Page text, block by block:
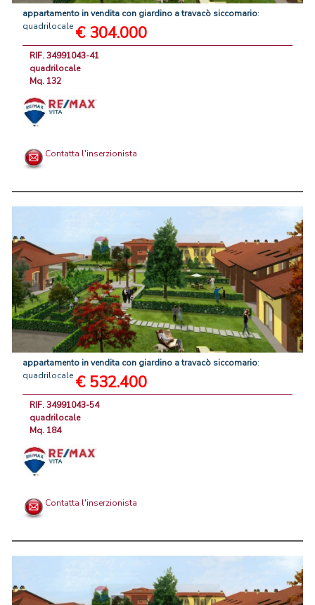
appartamento invendita con giardino atravacò siccomario:
quadrilocale € 304.000
RIF. 34991043-41
quadrilocale
Mq. 132
Contatta l'inserzionista
appartamento invendita con giardino atravacò siccomario:
quadrilocale € 532.400
RIF. 34991043-54
quadrilocale
Mq. 184
Contatta l'inserzionista